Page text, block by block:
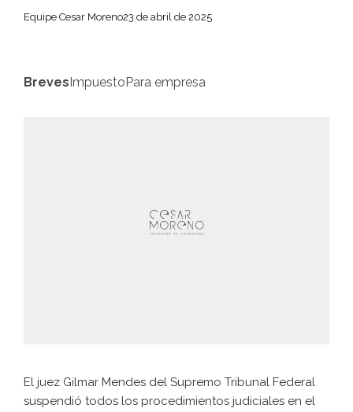
Equipe Cesar Moreno23 de abril de 2025
BrevesImpuestoPara empresa
El juez Gilmar Mendes del Supremo Tribunal Federal
suspendió todos los procedimientos judiciales en el